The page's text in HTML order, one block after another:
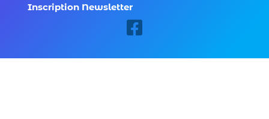
Inscription Newsletter